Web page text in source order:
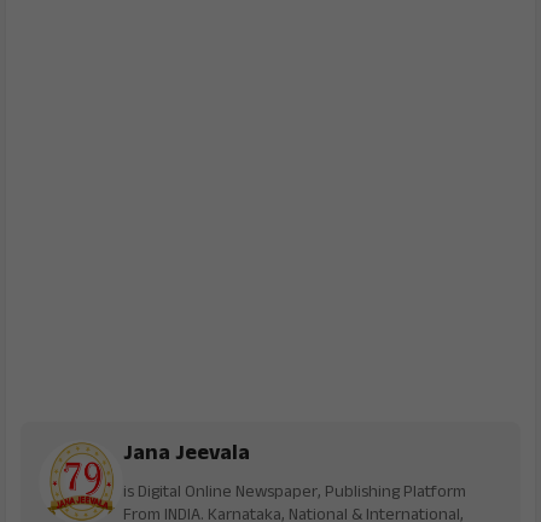
Jana Jeevala
is Digital Online Newspaper, Publishing Platform
From INDIA. Karnataka, National & International,